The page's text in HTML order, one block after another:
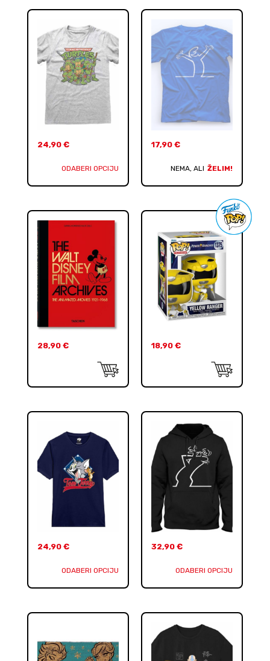
24,90 €
ODABERI OPCIJU
17,90 €
NEMA, ALI ŽELIM!
28,90 € 18,90 €
24,90 €
ODABERI OPCIJU
32,90 €
ODABERI OPCIJU